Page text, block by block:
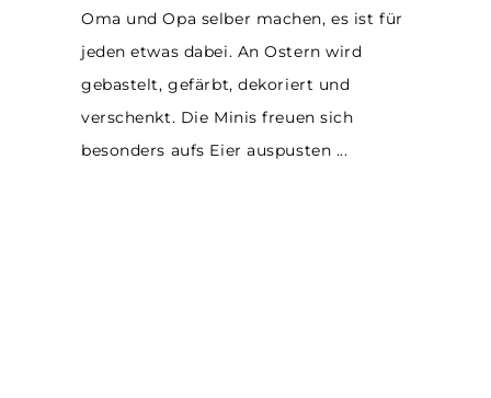
Oma und Opa selber machen, es ist für
jeden etwas dabei. An Ostern wird
gebastelt, gefärbt, dekoriert und
verschenkt. Die Minis freuen sich
besonders aufs Eier auspusten